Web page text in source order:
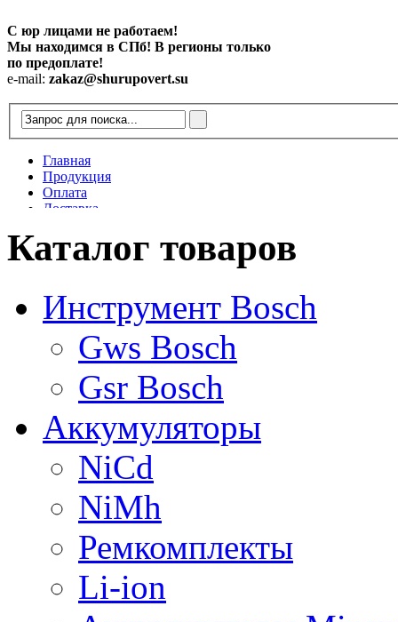
С юр лицами не работаем!
Мы находимся в СПб! В регионы только
по предоплате!
e-mail: zakaz@shurupovert.su
Главная
Продукция
Оплата
Доставка
Статьи
Каталог товаров
Инструмент Bosch
Gws Bosch
Gsr Bosch
Аккумуляторы
NiCd
NiMh
Ремкомплекты
Li-ion